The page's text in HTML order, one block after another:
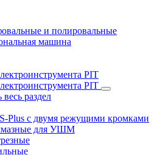
и полировальные
машина
PIT
PIT
раздел
Plus c двумя режущими кромками
для УШМ